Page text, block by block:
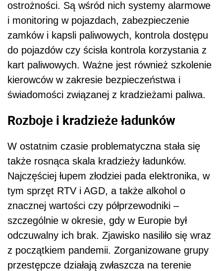
ostrożności. Są wśród nich systemy alarmowe
i monitoring w pojazdach, zabezpieczenie
zamków i kapsli paliwowych, kontrola dostępu
do pojazdów czy ścisła kontrola korzystania z
kart paliwowych. Ważne jest również szkolenie
kierowców w zakresie bezpieczeństwa i
świadomości związanej z kradzieżami paliwa.
Rozboje i kradzieże ładunków
W ostatnim czasie problematyczna stała się
także rosnąca skala kradzieży ładunków.
Najczęściej łupem złodziei pada elektronika, w
tym sprzęt RTV i AGD, a także alkohol o
znacznej wartości czy półprzewodniki –
szczególnie w okresie, gdy w Europie był
odczuwalny ich brak. Zjawisko nasiliło się wraz
z początkiem pandemii. Zorganizowane grupy
przestępcze działają zwłaszcza na terenie